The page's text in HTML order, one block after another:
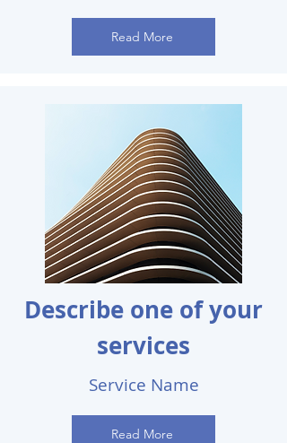
Read More
Describe one of your
services
Service Name
Read More